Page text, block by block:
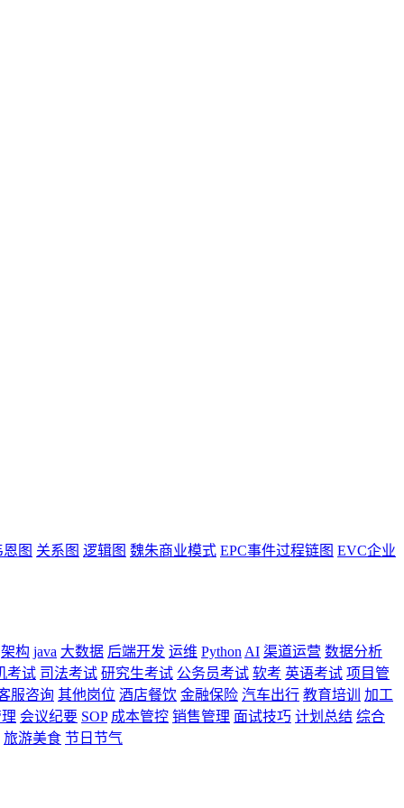
恩图 关系图 逻辑图 魏朱商业模式 EPC事件过程链图 EVC企业
架构 java 大数据 后端开发 运维 Python AI 渠道运营 数据分析
考试 司法考试 研究生考试 公务员考试 软考 英语考试 项目管
服咨询 其他岗位 酒店餐饮 金融保险 汽车出行 教育培训
加工
会议纪要 SOP 成本管控 销售管理 面试技巧 计划总结 综合
旅游美食 节日节气